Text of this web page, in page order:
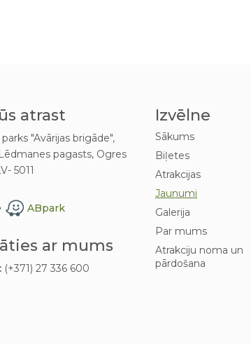
atrast
"Avārijas brigāde",
pagasts, Ogres
5011
ABpark
ar mums
(+371) 27 336 600
Izvēlne
Sākums
Biļetes
Atrakcijas
Jaunumi
Galerija
Par mums
Atrakciju noma un
pārdošana